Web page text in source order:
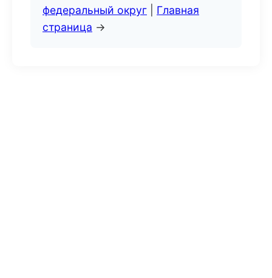
федеральный округ
Главная
страница →